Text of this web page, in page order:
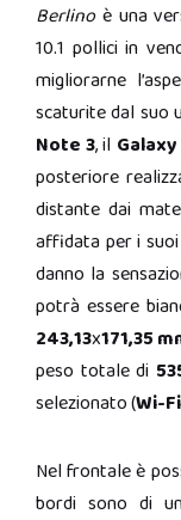
Berlino è una
10.1 pollici in
migliorarne
scaturite dal suo
Note 3, il
posteriore
distante dai
affidata per i
danno la
potrà essere
243,13x171,35
peso totale di
selezionato (Wi-Fi
Nel frontale è
bordi sono di